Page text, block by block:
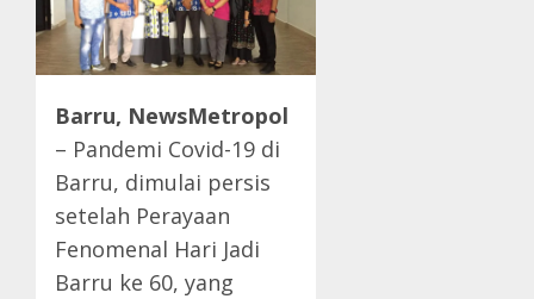
Barru, NewsMetropol
– Pandemi Covid-19 di
Barru, dimulai persis
setelah Perayaan
Fenomenal Hari Jadi
Barru ke 60, yang